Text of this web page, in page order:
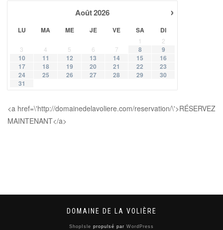
›
Août2026
LU MA ME JE VE SA DI
1
2
3
4 5 6 7 8
9
10
11 12 13 14 15
16
17
18 19 20 21 22
23
24
25 26 27 28 29
30
31
<a href=\'http://domainedelavoliere.com/reservation/\'>RÉSERVEZ
MAINTENANT</a>
DOMAINE DE LA VOLIÈRE
ShopIsle propulsé par WordPress